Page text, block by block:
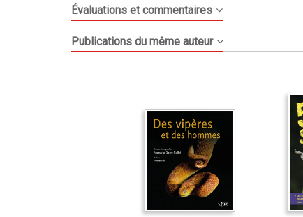
Évaluations et commentaires
Publications du même auteur